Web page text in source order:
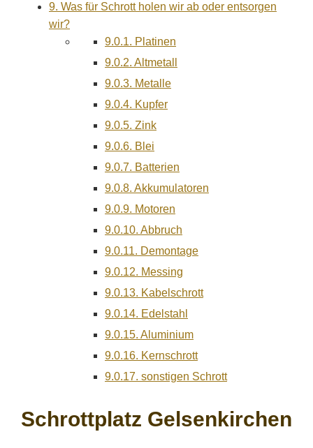
9. Was für Schrott holen wir ab oder entsorgen
wir?
9.0.1. Platinen
9.0.2. Altmetall
9.0.3. Metalle
9.0.4. Kupfer
9.0.5. Zink
9.0.6. Blei
9.0.7. Batterien
9.0.8. Akkumulatoren
9.0.9. Motoren
9.0.10. Abbruch
9.0.11. Demontage
9.0.12. Messing
9.0.13. Kabelschrott
9.0.14. Edelstahl
9.0.15. Aluminium
9.0.16. Kernschrott
9.0.17. sonstigen Schrott
Schrottplatz Gelsenkirchen